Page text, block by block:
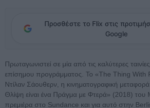
Προσθέστε το Flix στις
Google
Πρωταγωνιστεί σε μία από τις καλύτερες
επίσημου προγράμματος. Το «The Thing With
Ντίλαν Σάουθερν, η κινηματογραφική
Θλίψη είναι ένα Πράγμα με Φτερά» (2018) του
πρεμιέρα στο Sundance και για αυτό στην